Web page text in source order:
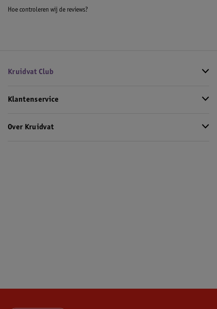
Hoe controleren wij de reviews?
Kruidvat Club
Klantenservice
Over Kruidvat